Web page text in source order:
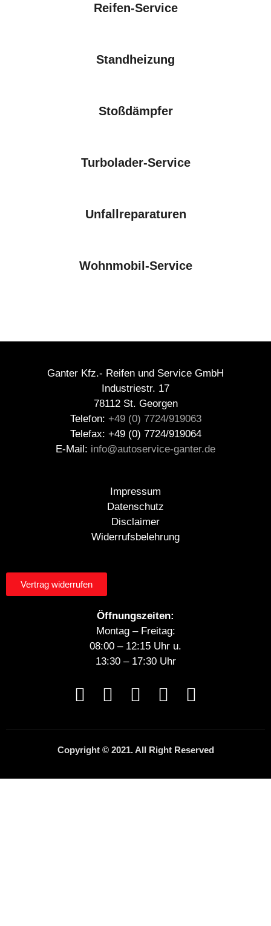
Reifen-Service
Standheizung
Stoßdämpfer
Turbolader-Service
Unfallreparaturen
Wohnmobil-Service
Ganter Kfz.- Reifen und Service GmbH
Industriestr. 17
78112 St. Georgen
Telefon: +49 (0) 7724/919063
Telefax: +49 (0) 7724/919064
E-Mail: info@autoservice-ganter.de
Impressum
Datenschutz
Disclaimer
Widerrufsbelehrung
Vertrag widerrufen
Öffnungszeiten:
Montag – Freitag:
08:00 – 12:15 Uhr u.
13:30 – 17:30 Uhr
Copyright © 2021. All Right Reserved